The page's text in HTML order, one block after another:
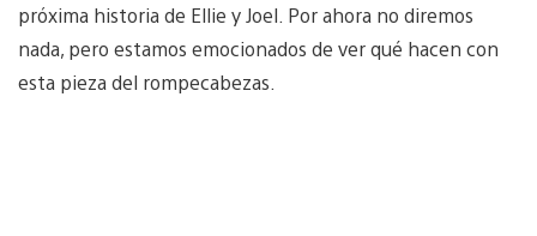
próxima historia de Ellie y Joel. Por ahora no diremos
nada, pero estamos emocionados de ver qué hacen con
esta pieza del rompecabezas.